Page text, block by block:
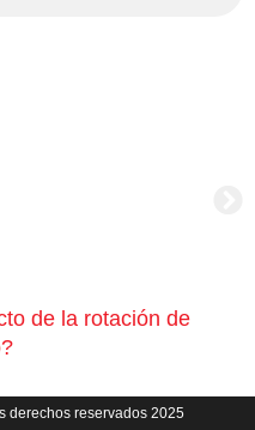
de la rotación de
derechos reservados 2025